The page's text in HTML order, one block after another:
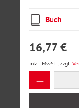
Buch
16,77 €
inkl. MwSt., zzgl.
Produkt